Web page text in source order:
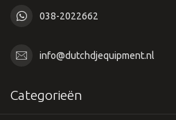
038-2022662
info@dutchdjequipment.nl
Categorieën